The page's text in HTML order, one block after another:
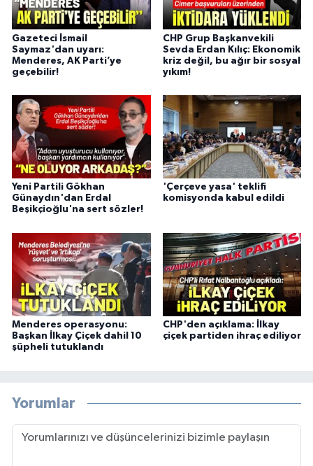
Gazeteci İsmail
Saymaz'dan uyarı:
Menderes, AK Parti’ye
geçebilir!
CHP Grup Başkanvekili
Sevda Erdan Kılıç: Ekonomik
kriz değil, bu ağır bir sosyal
yıkım!
Yeni Partili Gökhan
Günaydın'dan Erdal
Beşikçioğlu'na sert sözler!
'Çerçeve yasa' teklifi
komisyonda kabul edildi
Menderes operasyonu:
Başkan İlkay Çiçek dahil 10
şüpheli tutuklandı
CHP'den açıklama: İlkay
çiçek partiden ihraç ediliyor
Yorumlar